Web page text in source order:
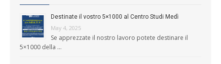
Destinate il vostro 5×1000 al Centro Studi Medì
May 4, 2025
Se apprezzate il nostro lavoro potete destinare il
5×1000 della …